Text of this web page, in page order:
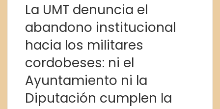
La UMT denuncia el
abandono institucional
hacia los militares
cordobeses: ni el
Ayuntamiento ni la
Diputación cumplen la